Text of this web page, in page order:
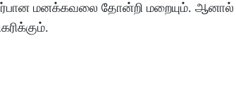
மனக்கவலை தோன்றி மறையும். ஆனால்
.